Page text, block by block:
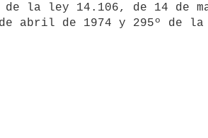
la ley 14.106, de 14 de
abril de 1974 y 295º de